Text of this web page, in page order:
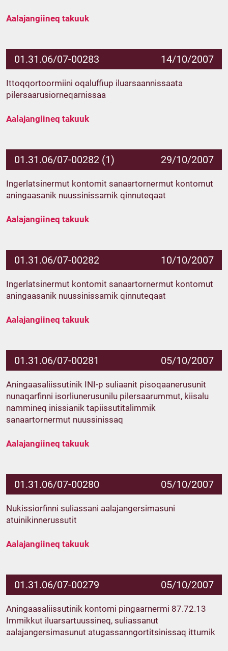
Aalajangiineq takuuk
01.31.06/07-00283 14/10/2007
Ittoqqortoormiini oqaluffiup iluarsaannissaata
pilersaarusiorneqarnissaa
Aalajangiineq takuuk
01.31.06/07-00282 (1) 29/10/2007
Ingerlatsinermut kontomit sanaartornermut kontomut
aningaasanik nuussinissamik qinnuteqaat
Aalajangiineq takuuk
01.31.06/07-00282 10/10/2007
Ingerlatsinermut kontomit sanaartornermut kontomut
aningaasanik nuussinissamik qinnuteqaat
Aalajangiineq takuuk
01.31.06/07-00281 05/10/2007
Aningaasaliissutinik INI-p suliaanit pisoqaanerusunit
nunaqarfinni isorliunerusunilu pilersaarummut, kiisalu
nammineq inissianik tapiissutitalimmik
sanaartornermut nuussinissaq
Aalajangiineq takuuk
01.31.06/07-00280 05/10/2007
Nukissiorfinni suliassani aalajangersimasuni
atuinikinnerussutit
Aalajangiineq takuuk
01.31.06/07-00279 05/10/2007
Aningaasaliissutinik kontomi pingaarnermi 87.72.13
Immikkut iluarsartuussineq, suliassanut
aalajangersimasunut atugassanngortitsinissaq ittumik